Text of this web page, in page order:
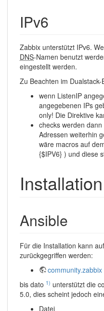
IPv6
Zabbix unterstützt IPv6.
DNS-Namen benutzt
eingestellt werden.
Zu Beachten im Dualstack-
wenn ListenIP
angegebenen IPs
only! Die Direktive
checks werden
Adressen weiterhin
wäre macros auf
{$IPV6} ) und diese
Installation
Ansible
Für die Installation kann
zurückgegriffen werden:
bis dato 1) unterstützt die
5.0, dies scheint jedoch
Datei